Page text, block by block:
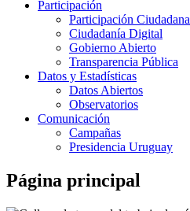
Participación
Participación Ciudadana
Ciudadanía Digital
Gobierno Abierto
Transparencia Pública
Datos y Estadísticas
Datos Abiertos
Observatorios
Comunicación
Campañas
Presidencia Uruguay
Página principal